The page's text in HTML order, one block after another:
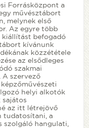
Forrásközpont a
művésztábort
melynek első
Az egyre több
kiállítást befogadó
kívánunk
közzététele
az elsődleges
szakmai
A szervező
helyi alkotók
sajátos
az itt létrejövő
tudatosítani, a
hangulati,